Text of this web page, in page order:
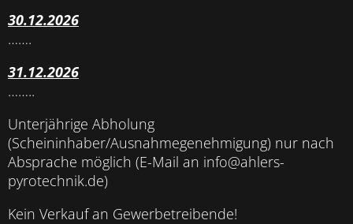
30.12.2026
…….
31.12.2026
……..
Unterjährige Abholung
(Scheininhaber/Ausnahmegenehmigung) nur nach
Absprache möglich (E-Mail an info@ahlers-
pyrotechnik.de)
Kein Verkauf an Gewerbetreibende!